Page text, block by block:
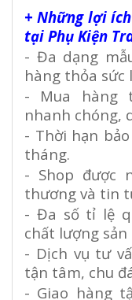
+ Những lợi
tại Phụ Kiện
- Đa dạng
hàng thỏa sức
- Mua hàng
nhanh chóng,
- Thời hạn
tháng.
- Shop được
thương và tin
- Đa số tỉ lệ
chất lượng
- Dịch vụ tư
tận tâm, chu
- Giao hàng